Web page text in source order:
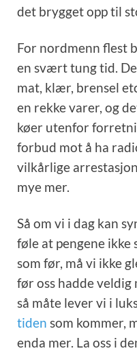
det brygget opp til
For nordmenn flest
en svært tung tid.
mat, klær, brensel
en rekke varer, og
køer utenfor
forbud mot å ha
vilkårlige
mye mer.
Så om vi i dag kan
føle at pengene ikke
som før, må vi ikke
før oss hadde veldig
så måte lever vi i
tiden som kommer,
enda mer. La oss i